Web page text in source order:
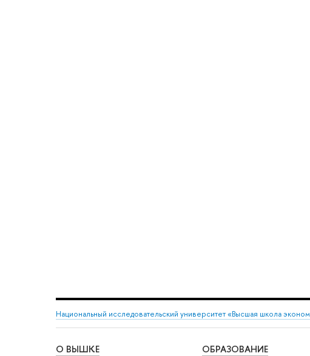
Национальный исследовательский университет «Высшая школа
О ВЫШКЕ ОБРАЗОВАНИЕ